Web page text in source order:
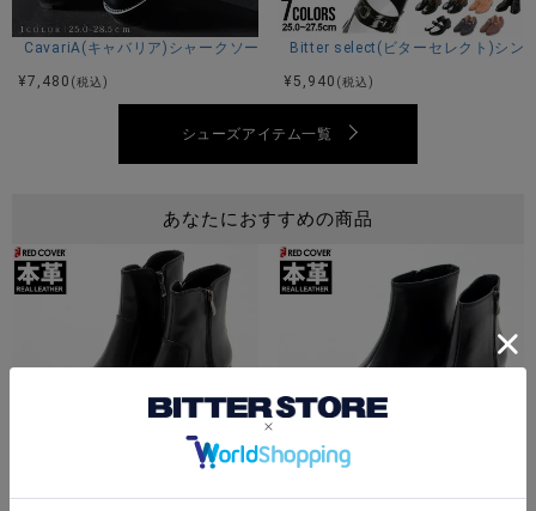
CavariA(キャバリア)シャークソールブラックコンビネーションモカシン
¥7,480 (税込)
Bitter select(ビターセレクト)シン
¥ 5,940 (税込)
シューズアイテム一覧
あなたにおすすめの商品
【送料無料】RED COVER(レッドカバー)サイドジップヒールブーツ/全1色
【送料無料】RED COVER(レッド